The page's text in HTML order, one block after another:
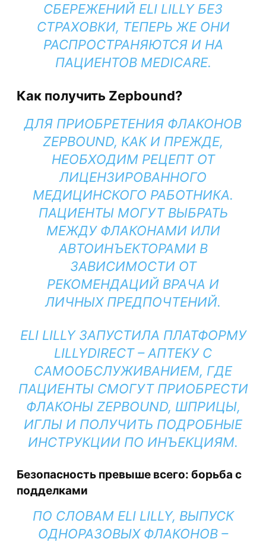
СБЕРЕЖЕНИЙ ELI LILLY БЕЗ
СТРАХОВКИ, ТЕПЕРЬ ЖЕ ОНИ
РАСПРОСТРАНЯЮТСЯ И НА
ПАЦИЕНТОВ MEDICARE.
Как получить Zepbound?
ДЛЯ ПРИОБРЕТЕНИЯ ФЛАКОНОВ
ZEPBOUND, КАК И ПРЕЖДЕ,
НЕОБХОДИМ РЕЦЕПТ ОТ
ЛИЦЕНЗИРОВАННОГО
МЕДИЦИНСКОГО РАБОТНИКА.
ПАЦИЕНТЫ МОГУТ ВЫБРАТЬ
МЕЖДУ ФЛАКОНАМИ ИЛИ
АВТОИНЪЕКТОРАМИ В
ЗАВИСИМОСТИ ОТ
РЕКОМЕНДАЦИЙ ВРАЧА И
ЛИЧНЫХ ПРЕДПОЧТЕНИЙ.
ELI LILLY ЗАПУСТИЛА ПЛАТФОРМУ
LILLYDIRECT – АПТЕКУ С
САМООБСЛУЖИВАНИЕМ, ГДЕ
ПАЦИЕНТЫ СМОГУТ ПРИОБРЕСТИ
ФЛАКОНЫ ZEPBOUND, ШПРИЦЫ,
ИГЛЫ И ПОЛУЧИТЬ ПОДРОБНЫЕ
ИНСТРУКЦИИ ПО ИНЪЕКЦИЯМ.
Безопасность превыше всего: борьба с
подделками
ПО СЛОВАМ ELI LILLY, ВЫПУСК
ОДНОРАЗОВЫХ ФЛАКОНОВ –